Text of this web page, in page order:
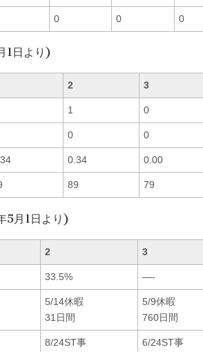
0 0 0
1日より)
2 3
1 0
0 0
0.34 0.00
89 79
5月1日より)
2 3
33.5% —-
5/14休暇
31日間
5/9休暇
760日間
8/24ST事
6/24ST事